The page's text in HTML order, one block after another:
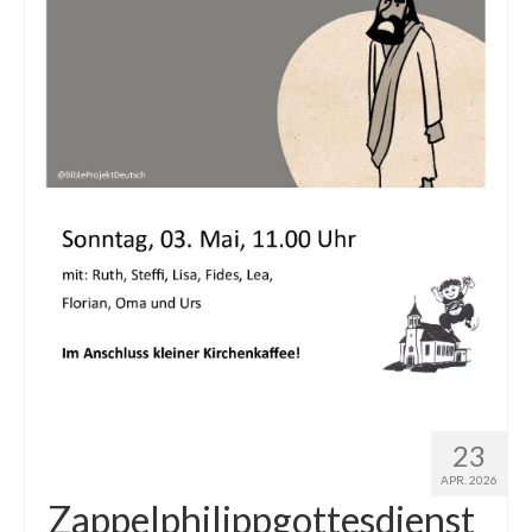
23
APR. 2026
Zappelphilippgottesdienst